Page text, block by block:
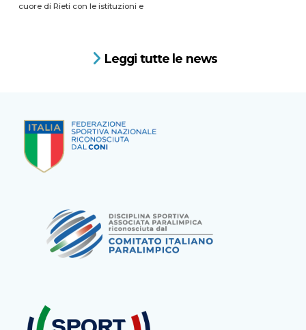
cuore di Rieti con le istituzioni e
Leggi tutte le news